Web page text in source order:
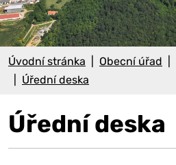
Úvodní stránka Obecní úřad
Úřední deska
Úřední deska